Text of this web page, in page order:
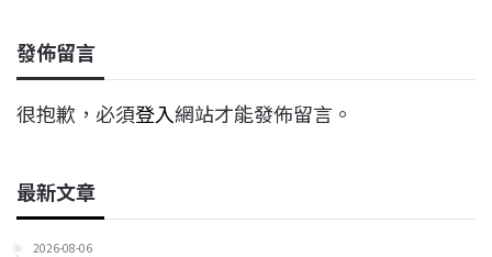
發佈留言
很抱歉，必須登入網站才能發佈留言。
最新文章
2026-08-06